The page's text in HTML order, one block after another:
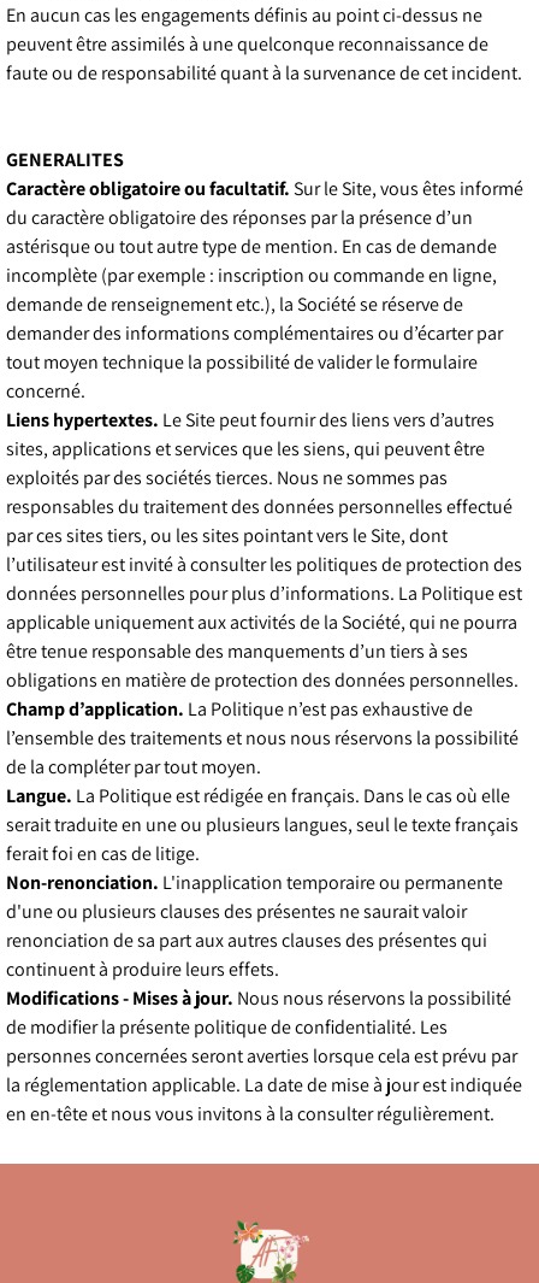
En aucun cas les engagements définis au point ci-dessus ne
peuvent être assimilés à une quelconque reconnaissance de
faute ou de responsabilité quant à la survenance de cet incident.
GENERALITES
Caractère obligatoire ou facultatif.Sur le Site, vous êtes informé
du caractère obligatoire des réponses par la présence d’un
astérisque ou tout autre type de mention. En cas de demande
incomplète (par exemple : inscription ou commande en ligne,
demande de renseignement etc.), la Société se réserve de
demander des informations complémentaires ou d’écarter par
tout moyen technique la possibilité de valider le formulaire
concerné.
Liens hypertextes. Le Site peut fournir des liens vers d’autres
sites, applications et services que les siens, qui peuvent être
exploités par des sociétés tierces. Nous ne sommes pas
responsables du traitement des données personnelles effectué
par ces sites tiers, ou les sites pointant vers le Site, dont
l’utilisateur est invité à consulter les politiques de protection des
données personnelles pour plus d’informations. La Politique est
applicable uniquement aux activités de la Société, qui ne pourra
être tenue responsable des manquements d’un tiers à ses
obligations en matière de protection des données personnelles.
Champ d’application. La Politique n’est pas exhaustive de
l’ensemble des traitements et nous nous réservons la possibilité
de la compléter par tout moyen.
Langue. La Politique est rédigée en français. Dans le cas où elle
serait traduite en une ou plusieurs langues, seul le texte français
ferait foi en cas de litige.
Non-renonciation. L'inapplication temporaire ou permanente
d'une ou plusieurs clauses des présentes ne saurait valoir
renonciation de sa part aux autres clauses des présentes qui
continuent à produire leurs effets.
Modifications - Mises à jour. Nous nous réservons la possibilité
de modifier la présente politique de confidentialité. Les
personnes concernées seront averties lorsque cela est prévu par
la réglementation applicable. La date de mise à jour est indiquée
en en-tête et nous vous invitons à la consulter régulièrement.